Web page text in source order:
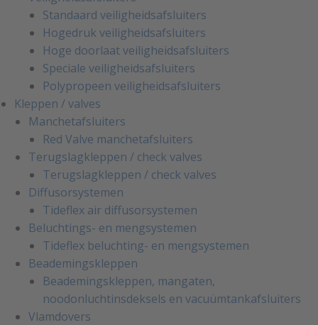
Standaard veiligheidsafsluiters
Hogedruk veiligheidsafsluiters
Hoge doorlaat veiligheidsafsluiters
Speciale veiligheidsafsluiters
Polypropeen veiligheidsafsluiters
Kleppen / valves
Manchetafsluiters
Red Valve manchetafsluiters
Terugslagkleppen / check valves
Terugslagkleppen / check valves
Diffusorsystemen
Tideflex air diffusorsystemen
Beluchtings- en mengsystemen
Tideflex beluchting- en mengsystemen
Beademingskleppen
Beademingskleppen, mangaten,
noodonluchtinsdeksels en vacuümtankafsluiters
Vlamdovers